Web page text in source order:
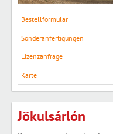
Bestellformular
Sonderanfertigungen
Lizenzanfrage
Karte
Jökulsárlón